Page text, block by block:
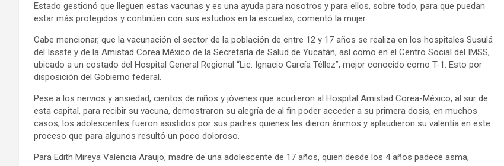
Estado gestionó que lleguen estas vacunas y es una ayuda para nosotros y para ellos, sobre todo, para que puedan
estar más protegidos y continúen con sus estudios en la escuela», comentó la mujer.
Cabe mencionar, que la vacunación el sector de la población de entre 12 y 17 años se realiza en los hospitales Susulá
del Issste y de la Amistad Corea México de la Secretaría de Salud de Yucatán, así como en el Centro Social del IMSS,
ubicado a un costado del Hospital General Regional “Lic. Ignacio García Téllez”, mejor conocido como T-1. Esto por
disposición del Gobierno federal.
Pese a los nervios y ansiedad, cientos de niños y jóvenes que acudieron al Hospital Amistad Corea-México, al sur de
esta capital, para recibir su vacuna, demostraron su alegría de al fin poder acceder a su primera dosis, en muchos
casos, los adolescentes fueron asistidos por sus padres quienes les dieron ánimos y aplaudieron su valentía en este
proceso que para algunos resultó un poco doloroso.
Para Edith Mireya Valencia Araujo, madre de una adolescente de 17 años, quien desde los 4 años padece asma,